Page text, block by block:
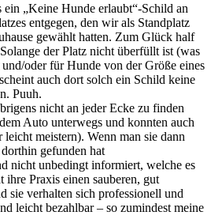
„Keine Hunde erlaubt“-Schild an
entgegen, den wir als Standplatz
gewählt hatten. Zum Glück half
der Platz nicht überfüllt ist (was
oder für Hunde von der Größe eines
auch dort solch ein Schild keine
Puuh.
nicht an jeder Ecke zu finden
Auto unterwegs und konnten auch
meistern). Wenn man sie dann
gefunden hat
nicht unbedingt informiert, welche es
ihre Praxis einen sauberen, gut
sie verhalten sich professionell und
leicht bezahlbar – so zumindest meine